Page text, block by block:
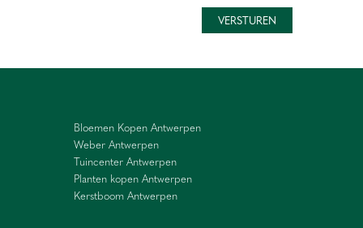
Bloemen Kopen Antwerpen
Weber Antwerpen
Tuincenter Antwerpen
Planten kopen Antwerpen
Kerstboom Antwerpen